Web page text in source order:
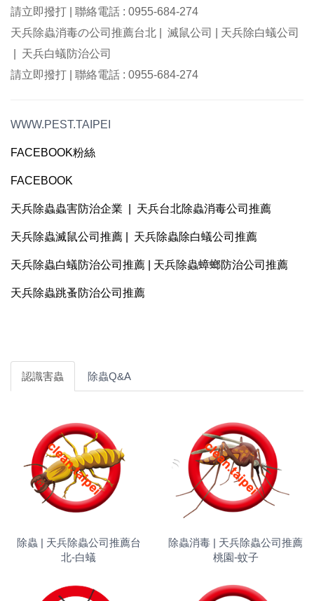
請立即撥打 | 聯絡電話 : 0955-684-274
天兵除蟲消毒の公司推薦台北 | 滅鼠公司 | 天兵除白蟻公司
| 天兵白蟻防治公司
請立即撥打 | 聯絡電話 : 0955-684-274
WWW.PEST.TAIPEI
FACEBOOK粉絲
FACEBOOK
天兵除蟲蟲害防治企業 | 天兵台北除蟲消毒公司推薦
天兵除蟲滅鼠公司推薦 | 天兵除蟲除白蟻公司推薦
天兵除蟲白蟻防治公司推薦 | 天兵除蟲蟑螂防治公司推薦
天兵除蟲跳蚤防治公司推薦
認識害蟲 除蟲Q&A
除蟲 | 天兵除蟲公司推薦台
北-白蟻
除蟲消毒 | 天兵除蟲公司推薦
桃園-蚊子